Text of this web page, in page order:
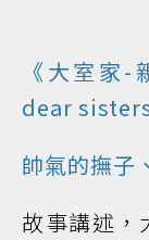
《大室家
dear
帥氣的撫子
故事講述，